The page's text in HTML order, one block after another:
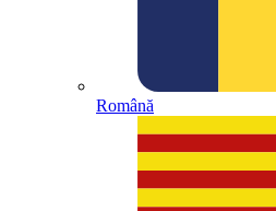
Română